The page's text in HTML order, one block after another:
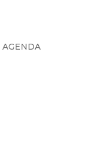
AGENDA